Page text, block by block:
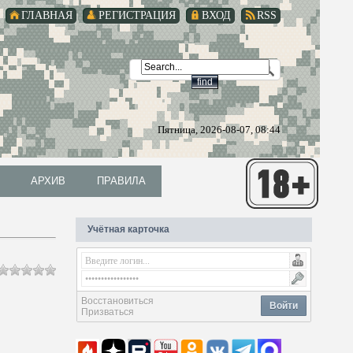
RSS
ВХОД
РЕГИСТРАЦИЯ
ГЛАВНАЯ
Пятница, 2026-08-07, 08:44
АРХИВ ПРАВИЛА
Учётная карточка
Войти
Восстановиться
Призваться